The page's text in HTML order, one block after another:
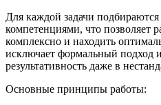
Для каждой задачи
компетенциями, что позволяет
комплексно и находить
исключает формальный подход
результативность даже в
Основные принципы работы: